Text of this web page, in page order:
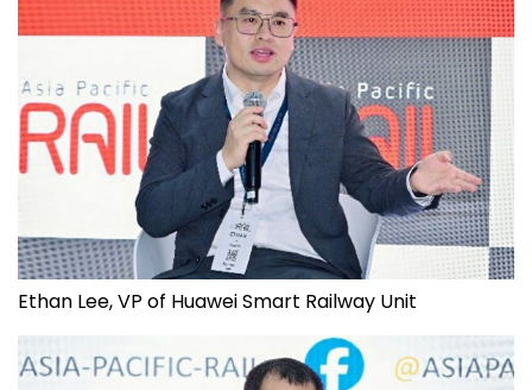
Ethan Lee, VP of Huawei Smart Railway Unit